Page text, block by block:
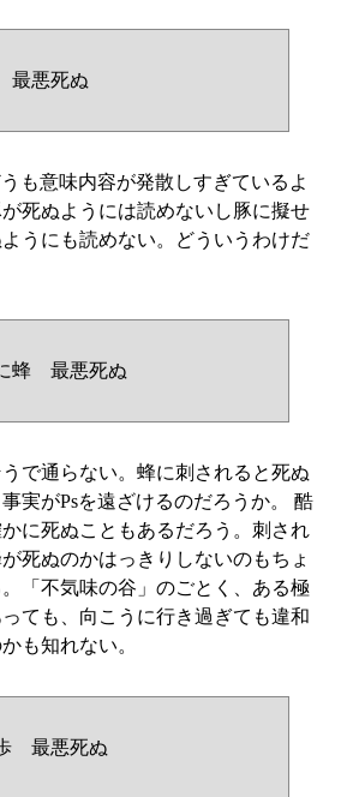
最悪死ぬ
も意味内容が発散しすぎているよ
死ぬようには読めないし豚に擬せ
うにも読めない。どういうわけだ
蜂 最悪死ぬ
で通らない。蜂に刺されると死ぬ
実がPsを遠ざけるのだろうか。 酷
に死ぬこともあるだろう。刺され
死ぬのかはっきりしないのもちょ
「不気味の谷」のごとく、ある極
ても、向こうに行き過ぎても違和
も知れない。
最悪死ぬ